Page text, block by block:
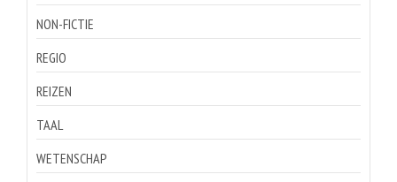
NON-FICTIE
REGIO
REIZEN
TAAL
WETENSCHAP